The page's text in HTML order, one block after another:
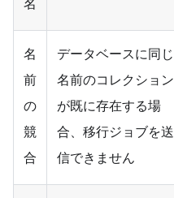
名
名
前
の
競
合
データベースに同じ
名前のコレクション
が既に存在する場
合、移行ジョブを送
信できません